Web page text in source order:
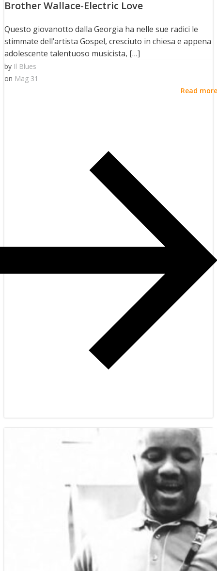
Brother Wallace-Electric Love
Questo giovanotto dalla Georgia ha nelle sue radici le
stimmate dell’artista Gospel, cresciuto in chiesa e appena
adolescente talentuoso musicista, […]
by Il Blues
on Mag 31
Read more